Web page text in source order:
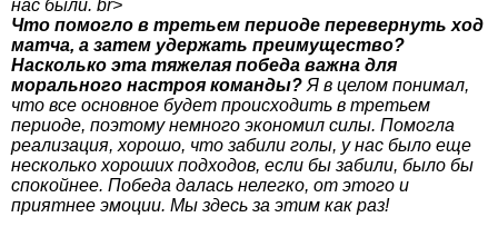
нас были. br>
Что помогло в третьем периоде перевернуть ход
матча, а затем удержать преимущество?
Насколько эта тяжелая победа важна для
морального настроя команды?Я в целом понимал,
что все основное будет происходить в третьем
периоде, поэтому немного экономил силы. Помогла
реализация, хорошо, что забили голы, у нас было еще
несколько хороших подходов, если бы забили, было бы
спокойнее. Победа далась нелегко, от этого и
приятнее эмоции. Мы здесь за этим как раз!